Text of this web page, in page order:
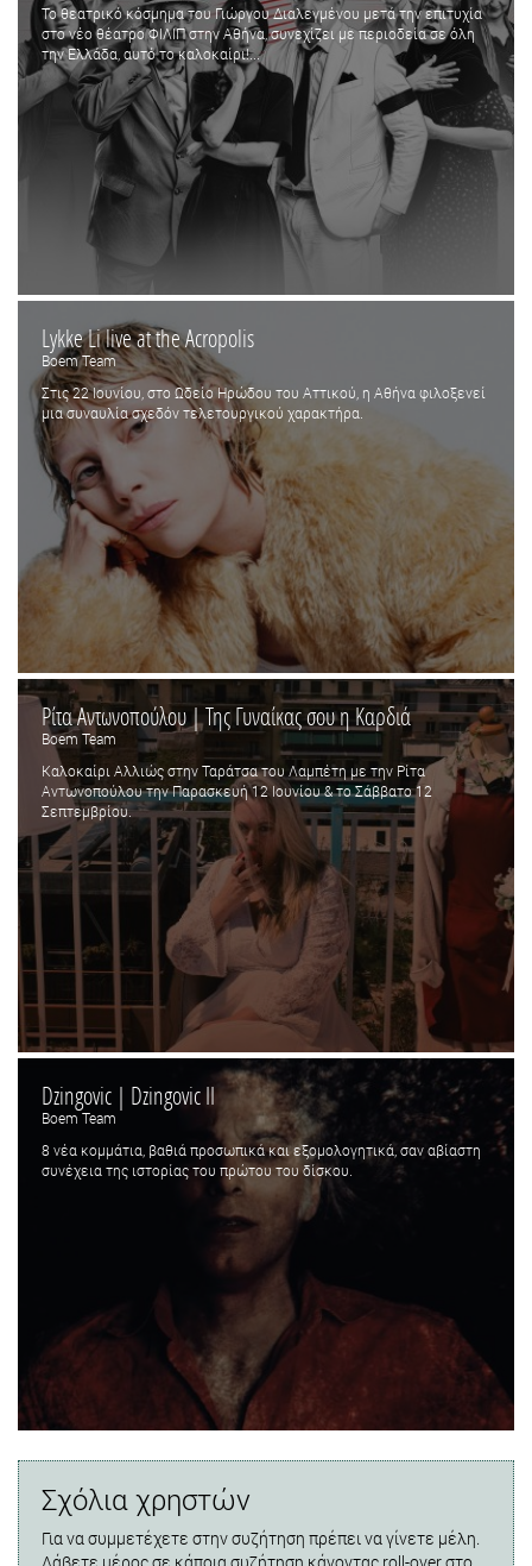
Το θεατρικό κόσμημα του Γιώργου Διαλεγμένου μετά την επιτυχία
στο νέο θέατρο ΦΙΛΙΠ στην Αθήνα, συνεχίζει με περιοδεία σε όλη
την Ελλάδα, αυτό το καλοκαίρι!...
Lykke Li live at the Acropolis
Boem Team
Στις 22 Ιουνίου, στο Ωδείο Ηρώδου του Αττικού, η Αθήνα φιλοξενεί
μια συναυλία σχεδόν τελετουργικού χαρακτήρα.
Ρίτα Αντωνοπούλου | Της Γυναίκας σου η Καρδιά
Boem Team
Καλοκαίρι Αλλιώς στην Ταράτσα του Λαμπέτη με την Ρίτα
Αντωνοπούλου την Παρασκευή 12 Ιουνίου & το Σάββατο 12
Σεπτεμβρίου.
Dzingovic | Dzingovic II
Boem Team
8 νέα κομμάτια, βαθιά προσωπικά και εξομολογητικά, σαν αβίαστη
συνέχεια της ιστορίας του πρώτου του δίσκου.
Σχόλια χρηστών
Για να συμμετέχετε στην συζήτηση πρέπει να γίνετε μέλη.